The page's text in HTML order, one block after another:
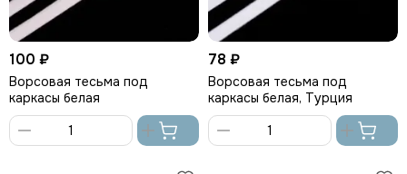
100 ₽
Ворсовая тесьма под
каркасы белая
корзину
78 ₽
Ворсовая тесьма под
каркасы белая, Турция
корзину